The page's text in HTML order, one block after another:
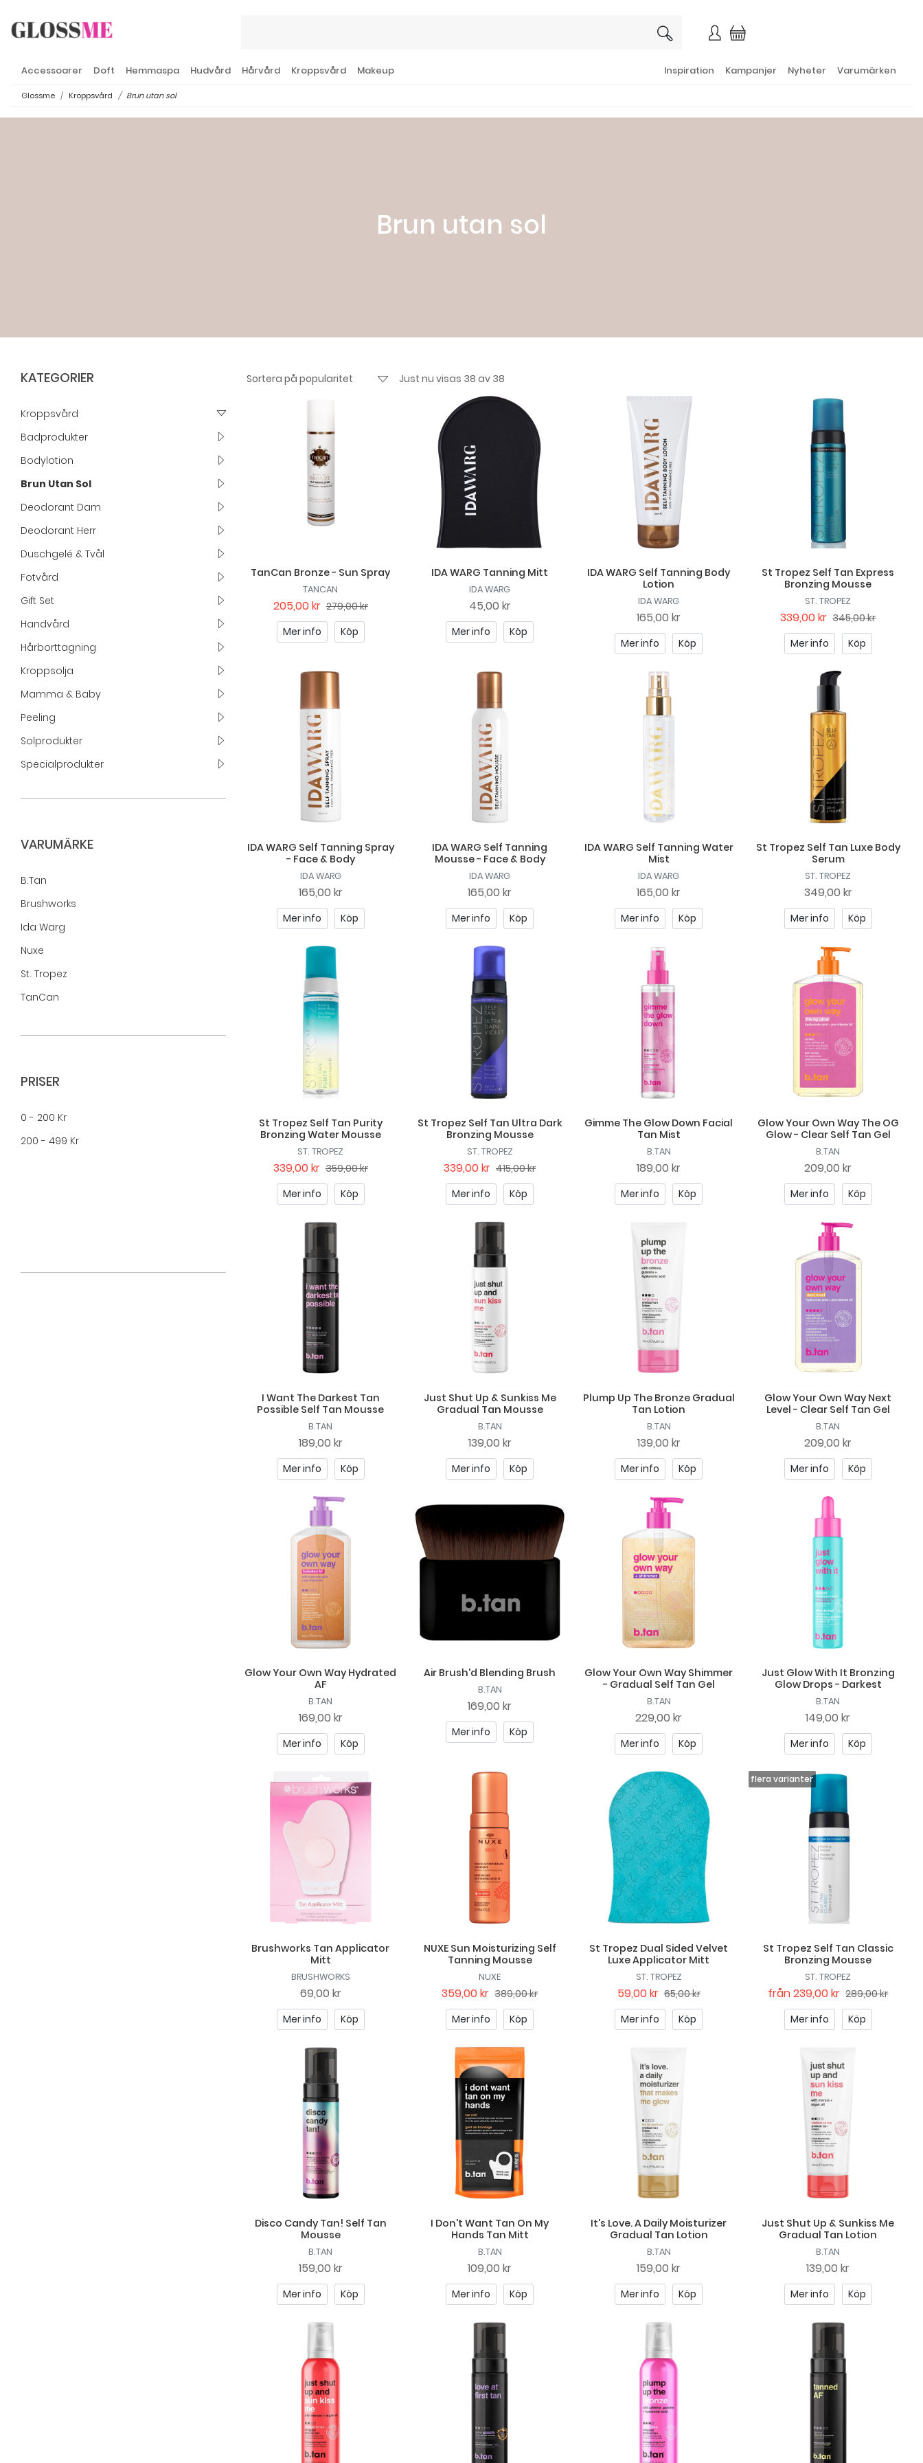
Accessoarer Doft Hemmaspa Hudvård Hårvård Kroppsvård Makeup Inspiration Kampanjer Nyheter Varumärken
Glossme Kroppsvård Brun utan sol
Brun utan sol
KATEGORIER
Kroppsvård
Badprodukter
Bodylotion
Brun Utan Sol
Deodorant Dam
Deodorant Herr
Duschgelé & Tvål
Fotvård
Gift Set
Handvård
Hårborttagning
Kroppsolja
Mamma & Baby
Peeling
Solprodukter
Specialprodukter
VARUMÄRKE
B.tan
Brushworks
Ida Warg
Nuxe
St. Tropez
TanCan
PRISER
0 - 200 Kr
200 - 499 Kr
Just nu visas 38 av 38
TanCan Bronze - Sun Spray
TANCAN
205,00 kr 279,00 kr
Mer info
Köp
IDA WARG Tanning Mitt
IDA WARG
45,00 kr
Mer info Köp
IDA WARG Self Tanning Body
Lotion
IDA WARG
165,00 kr
Mer info Köp
St Tropez Self Tan Express
Bronzing Mousse
ST. TROPEZ
339,00 kr 345,00 kr
Mer info
Köp
IDA WARG Self Tanning Spray
- Face & Body
IDA WARG
165,00 kr
Mer info Köp
IDA WARG Self Tanning
Mousse - Face & Body
IDA WARG
165,00 kr
Mer info Köp
IDA WARG Self Tanning Water
Mist
IDA WARG
165,00 kr
Mer info Köp
St Tropez Self Tan Luxe Body
Serum
ST. TROPEZ
349,00 kr
Mer info Köp
St Tropez Self Tan Purity
Bronzing Water Mousse
ST. TROPEZ
339,00 kr 359,00 kr
Mer info
Köp
St Tropez Self Tan Ultra Dark
Bronzing Mousse
ST. TROPEZ
339,00 kr 415,00 kr
Mer info
Köp
Gimme The Glow Down Facial
Tan Mist
B.TAN
189,00 kr
Mer info Köp
Glow Your Own Way The OG
Glow - Clear Self Tan Gel
B.TAN
209,00 kr
Mer info Köp
I Want The Darkest Tan
Possible Self Tan Mousse
B.TAN
189,00 kr
Mer info Köp
Just Shut Up & Sunkiss Me
Gradual Tan Mousse
B.TAN
139,00 kr
Mer info Köp
Plump Up The Bronze Gradual
Tan Lotion
B.TAN
139,00 kr
Mer info Köp
Glow Your Own Way Next
Level - Clear Self Tan Gel
B.TAN
209,00 kr
Mer info Köp
Glow Your Own Way Hydrated
AF
B.TAN
169,00 kr
Mer info Köp
Air Brush'd Blending Brush
B.TAN
169,00 kr
Mer info Köp
Glow Your Own Way Shimmer
- Gradual Self Tan Gel
B.TAN
229,00 kr
Mer info Köp
Just Glow With It Bronzing
Glow Drops - Darkest
B.TAN
149,00 kr
Mer info Köp
Brushworks Tan Applicator
Mitt
BRUSHWORKS
69,00 kr
Mer info Köp
NUXE Sun Moisturizing Self
Tanning Mousse
NUXE
359,00 kr 389,00 kr
Mer info
Köp
St Tropez Dual Sided Velvet
Luxe Applicator Mitt
ST. TROPEZ
59,00 kr 65,00 kr
Mer info
Köp
St Tropez Self Tan Classic
Bronzing Mousse
ST. TROPEZ
från239,00 kr 289,00 kr
Mer info
Köp
Disco Candy Tan! Self Tan
Mousse
B.TAN
159,00 kr
Mer info Köp
I Don't Want Tan On My
Hands Tan Mitt
B.TAN
109,00 kr
Mer info Köp
It's Love. A Daily Moisturizer
Gradual Tan Lotion
B.TAN
159,00 kr
Mer info Köp
Just Shut Up & Sunkiss Me
Gradual Tan Lotion
B.TAN
139,00 kr
Mer info Köp